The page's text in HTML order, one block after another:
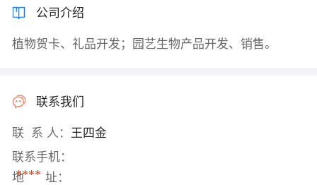
公司介绍
植物贺卡、礼品开发；园艺生物产品开发、销售。
联系我们
联 系 人： 王四金
联系手机：
****
地 址：